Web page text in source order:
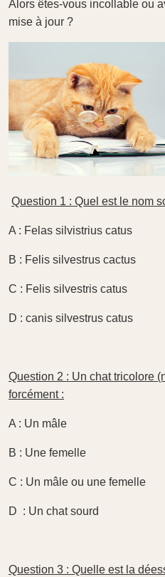
Alors êtes-vous incollable ou
mise à jour ?
Question 1 : Quel est le nom
A : Felas silvistrius catus
B : Felis silvestrus cactus
C : Felis silvestris catus
D : canis silvestrus catus
Question 2 : Un chat tricolore
forcément :
A : Un mâle
B : Une femelle
C : Un mâle ou une femelle
D : Un chat sourd
Question 3 : Quelle est la